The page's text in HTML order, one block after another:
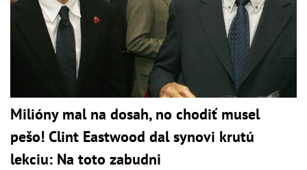
Milióny mal na dosah, no chodiť musel
pešo! Clint Eastwood dal synovi krutú
lekciu: Na toto zabudni